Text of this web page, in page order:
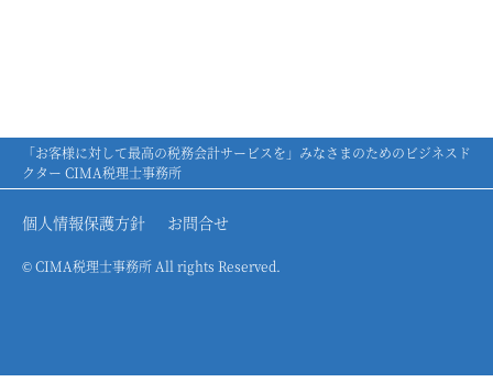
「お客様に対して最高の税務会計サービスを」みなさまのためのビジネスド
クター CIMA税理士事務所
個人情報保護方針 お問合せ
© CIMA税理士事務所 All rights Reserved.